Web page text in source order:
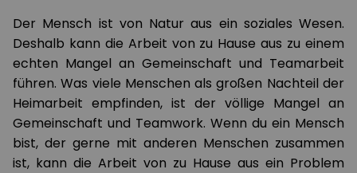
Der Mensch ist von Natur aus ein soziales Wesen.
Deshalb kann die Arbeit von zu Hause aus zu einem
echten Mangel an Gemeinschaft und Teamarbeit
führen. Was viele Menschen als großen Nachteil der
Heimarbeit empfinden, ist der völlige Mangel an
Gemeinschaft und Teamwork. Wenn du ein Mensch
bist, der gerne mit anderen Menschen zusammen
ist, kann die Arbeit von zu Hause aus ein Problem